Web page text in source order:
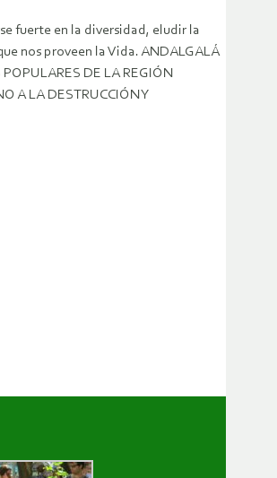
fuerte en la diversidad, eludir la
nos proveen la Vida. ANDALGALÁ
DE LA REGIÓN
A LA DESTRUCCIÓN Y